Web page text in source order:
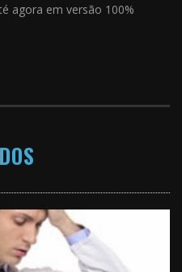
agora em versão 100%